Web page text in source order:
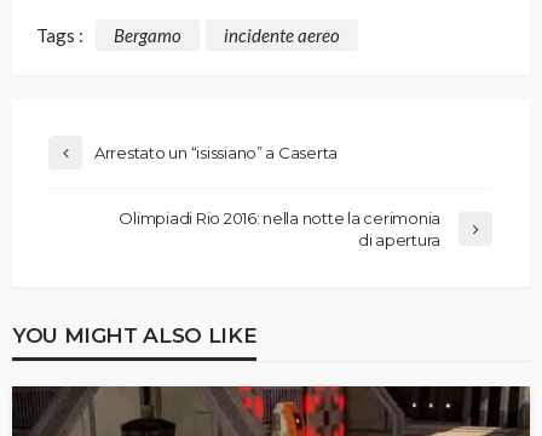
Tags : Bergamo incidente aereo
Arrestato un “isissiano” a Caserta
Olimpiadi Rio 2016: nella notte la cerimonia
di apertura
YOU MIGHT ALSO LIKE